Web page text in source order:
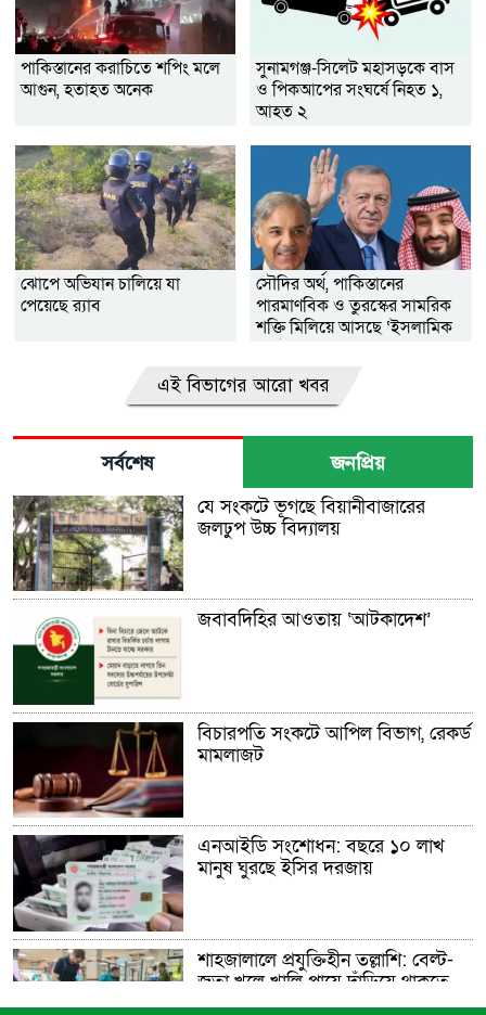
পাকিস্তানের করাচিতে শপিং মলে
আগুন, হতাহত অনেক
সুনামগঞ্জ-সিলেট মহাসড়কে বাস
ও পিকআপের সংঘর্ষে নিহত ১,
আহত ২
ঝোপে অভিযান চালিয়ে যা
পেয়েছে র‌্যাব
সৌদির অর্থ, পাকিস্তানের
পারমাণবিক ও তুরস্কের সামরিক
শক্তি মিলিয়ে আসছে ‘ইসলামিক
এই বিভাগের আরো খবর
সর্বশেষ জনপ্রিয়
যে সংকটে ভূগছে বিয়ানীবাজারের
জলঢুপ উচ্চ বিদ্যালয়
জবাবদিহির আওতায় ‘আটকাদেশ’
বিচারপতি সংকটে আপিল বিভাগ, রেকর্ড
মামলাজট
এনআইডি সংশোধন: বছরে ১০ লাখ
মানুষ ঘুরছে ইসির দরজায়
শাহজালালে প্রযুক্তিহীন তল্লাশি: বেল্ট-
জুতা খুলে খালি পায়ে দাঁড়িয়ে থাকতে
হয় যাত্রীদের